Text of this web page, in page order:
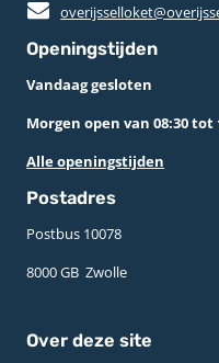
Openingstijden
Vandaag gesloten
Morgen open van 08:30 tot
Alle openingstijden
Postadres
Postbus 10078 ­
8000 GB ­ Zwolle
Over deze site